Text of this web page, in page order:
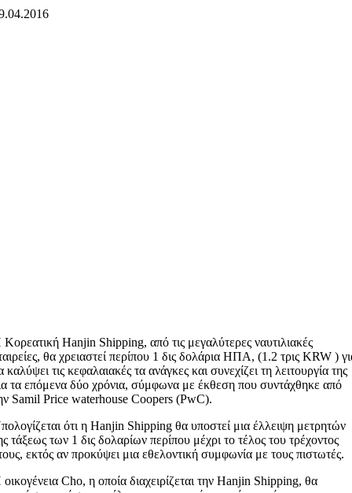
Hanjin Shipping, από τις μεγαλύτερες ναυτιλιακές
θα χρειαστεί περίπου 1 δις δολάρια ΗΠΑ, (1.2 τρις KRW )
καλύψει τις κεφαλαιακές τα ανάγκες και συνεχίζει τη λειτουργία της
τα επόμενα δύο χρόνια, σύμφωνα με έκθεση που συντάχθηκε από
Samil Price waterhouse Coopers (PwC).
ότι η Hanjin Shipping θα υποστεί μια έλλειψη μετρητών
τάξεως των 1 δις δολαρίων περίπου μέχρι το τέλος του τρέχοντος
εκτός αν προκύψει μια εθελοντική συμφωνία με τους πιστωτές.
Cho, η οποία διαχειρίζεται την Hanjin Shipping, θα